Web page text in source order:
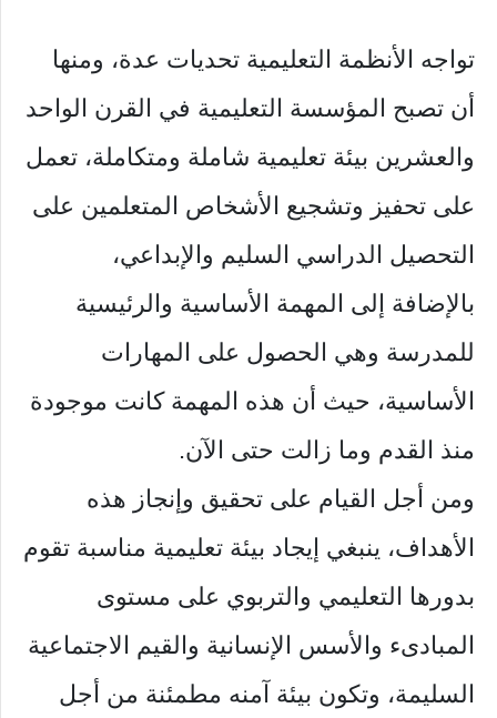
تواجه الأنظمة التعليمية تحديات عدة، ومنها
أن تصبح المؤسسة التعليمية في القرن الواحد
والعشرين بيئة تعليمية شاملة ومتكاملة، تعمل
على تحفيز وتشجيع الأشخاص المتعلمين على
التحصيل الدراسي السليم والإبداعي،
بالإضافة إلى المهمة الأساسية والرئيسية
للمدرسة وهي الحصول على المهارات
الأساسية، حيث أن هذه المهمة كانت موجودة
منذ القدم وما زالت حتى الآن.
ومن أجل القيام على تحقيق وإنجاز هذه
الأهداف، ينبغي إيجاد بيئة تعليمية مناسبة تقوم
بدورها التعليمي والتربوي على مستوى
المبادىء والأسس الإنسانية والقيم الاجتماعية
السليمة، وتكون بيئة آمنه مطمئنة من أجل